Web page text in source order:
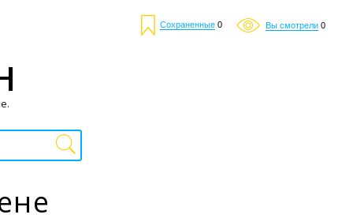
Сохраненные 0 Вы смотрели 0